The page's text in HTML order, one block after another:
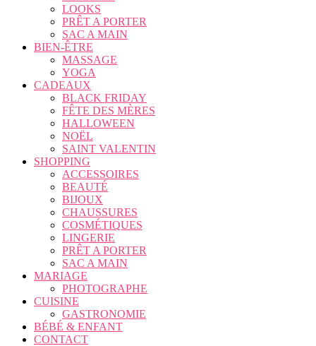
LOOKS
PRÊT A PORTER
SAC A MAIN
BIEN-ÊTRE
MASSAGE
YOGA
CADEAUX
BLACK FRIDAY
FÊTE DES MÈRES
HALLOWEEN
NOËL
SAINT VALENTIN
SHOPPING
ACCESSOIRES
BEAUTÉ
BIJOUX
CHAUSSURES
COSMÉTIQUES
LINGERIE
PRÊT A PORTER
SAC A MAIN
MARIAGE
PHOTOGRAPHE
CUISINE
GASTRONOMIE
BÉBÉ & ENFANT
CONTACT